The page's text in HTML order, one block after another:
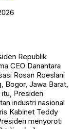
Republik
CEO Danantara
Rosan Roeslani
Bogor, Jawa Barat,
Presiden
industri nasional
Kabinet Teddy
menyoroti